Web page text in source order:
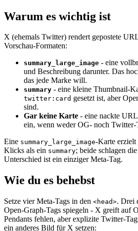
Warum es wichtig ist
X (ehemals Twitter) rendert gepostete
Vorschau-Formaten:
summary_large_image - eine
und Beschreibung darunter. Das
das jede Marke will.
summary - eine kleine Thumbnail-
twitter:card gesetzt ist, aber
sind.
Gar keine Karte - eine nackte
ein, wenn weder OG- noch Twitter-
Eine summary_large_image-Karte erzielt
Klicks als ein summary; beide schlagen
Unterschied ist ein einziger Meta-Tag.
Wie du es behebst
Setze vier Meta-Tags in den <head>. Drei
Open-Graph-Tags spiegeln - X greift auf
Pendants fehlen, aber explizite Twitter-
ein anderes Bild für X setzen: